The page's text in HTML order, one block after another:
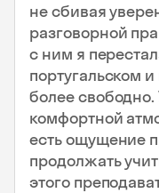
не сбивая
разговорной
с ним я
португальском
более свободно.
комфортной
есть ощущение
продолжать
этого